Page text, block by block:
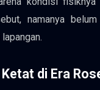
namanya
di Era